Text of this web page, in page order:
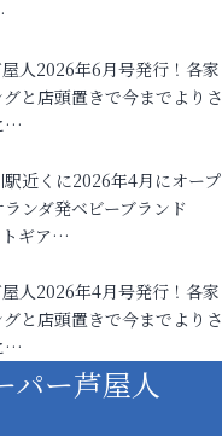
人2026年6月号発行！各家
と店頭置きで今までよりさ
…
近くに2026年4月にオープ
ンダ発ベビーブランド
トギア…
人2026年4月号発行！各家
と店頭置きで今までよりさ
…
パー芦屋人